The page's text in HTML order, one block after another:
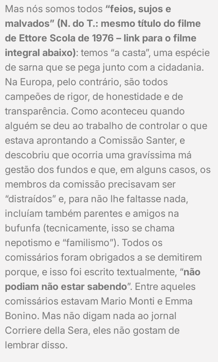
Mas nós somos todos “feios, sujos e
malvados” (N. do T.: mesmo título do filme
de Ettore Scola de 1976 – link para o filme
integral abaixo): temos “a casta”, uma espécie
de sarna que se pega junto com a cidadania.
Na Europa, pelo contrário, são todos
campeões de rigor, de honestidade e de
transparência. Como aconteceu quando
alguém se deu ao trabalho de controlar o que
estava aprontando a Comissão Santer, e
descobriu que ocorria uma gravíssima má
gestão dos fundos e que, em alguns casos, os
membros da comissão precisavam ser
“distraídos” e, para não lhe faltasse nada,
incluíam também parentes e amigos na
bufunfa (tecnicamente, isso se chama
nepotismo e “familismo”). Todos os
comissários foram obrigados a se demitirem
porque, e isso foi escrito textualmente, “não
podiam não estar sabendo”. Entre aqueles
comissários estavam Mario Monti e Emma
Bonino. Mas não digam nada ao jornal
Corriere della Sera, eles não gostam de
lembrar disso.